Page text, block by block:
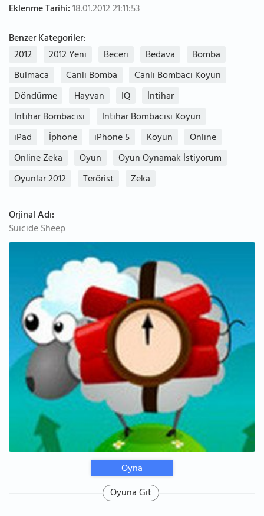
Eklenme Tarihi:18.01.2012 21:11:53
Benzer Kategoriler:
2012
2012 Yeni Beceri Bedava
Bomba
Bulmaca
Canlı Bomba
Canlı Bombacı Koyun
Döndürme
Hayvan IQ
İntihar
İntihar Bombacısı
İntihar Bombacısı Koyun
iPad
İphone iPhone 5 Koyun
Online
Online Zeka
Oyun
Oyun Oynamak İstiyorum
Oyunlar 2012
Terörist Zeka
Orjinal Adı:
Suicide Sheep
Oyna
Oyuna Git